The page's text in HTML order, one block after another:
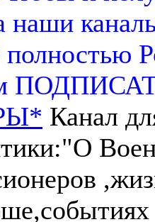
наши
полностью
Канал